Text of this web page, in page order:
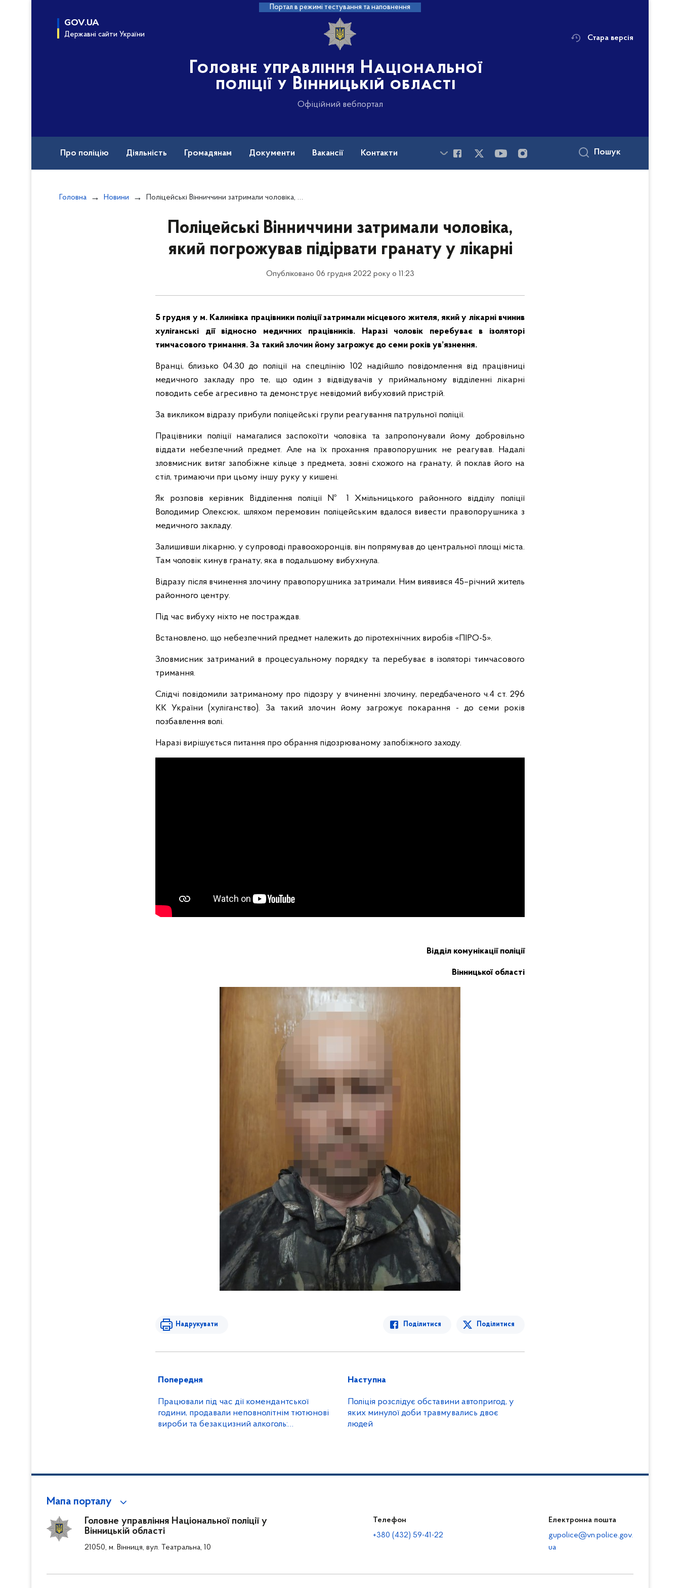
Портал в режимі тестування та наповнення
GOV.UA
Державні сайти України
Головне управління Національної
поліції у Вінницькій області
Офіційний вебпортал
Стара версія
Про поліцію Діяльність Громадянам Документи Вакансії Контакти Пошук
Головна Новини Поліцейські Вінниччини затримали чоловіка, який погрожував підірвати гранату у лікарні
Поліцейські Вінниччини затримали чоловіка,
який погрожував підірвати гранату у лікарні
Опубліковано 06 грудня 2022 року о 11:23
5 грудня у м. Калинівка працівники поліції затримали місцевого жителя, який у лікарні вчинив
хуліганські дії відносно медичних працівників. Наразі чоловік перебуває в ізоляторі
тимчасового тримання. За такий злочин йому загрожує до семи років ув’язнення.
Вранці, близько 04.30 до поліції на спецлінію 102 надійшло повідомлення від працівниці
медичного закладу про те, що один з відвідувачів у приймальному відділенні лікарні
поводить себе агресивно та демонструє невідомий вибуховий пристрій.
За викликом відразу прибули поліцейські групи реагування патрульної поліції.
Працівники поліції намагалися заспокоїти чоловіка та запропонували йому добровільно
віддати небезпечний предмет. Але на їх прохання правопорушник не реагував. Надалі
зловмисник витяг запобіжне кільце з предмета, зовні схожого на гранату, й поклав його на
стіл, тримаючи при цьому іншу руку у кишені.
Як розповів керівник Відділення поліції № 1 Хмільницького районного відділу поліції
Володимир Олексюк, шляхом перемовин поліцейським вдалося вивести правопорушника з
медичного закладу.
Залишивши лікарню, у супроводі правоохоронців, він попрямував до центральної площі міста.
Там чоловік кинув гранату, яка в подальшому вибухнула.
Відразу після вчинення злочину правопорушника затримали. Ним виявився 45–річний житель
районного центру.
Під час вибуху ніхто не постраждав.
Встановлено, що небезпечний предмет належить до піротехнічних виробів «ПІРО-5».
Зловмисник затриманий в процесуальному порядку та перебуває в ізоляторі тимчасового
тримання.
Слідчі повідомили затриманому про підозру у вчиненні злочину, передбаченого ч.4 ст. 296
КК України (хуліганство). За такий злочин йому загрожує покарання - до семи років
позбавлення волі.
Наразі вирішується питання про обрання підозрюваному запобіжного заходу.
Відділ комунікації поліції
Вінницької області
Надрукувати Поділитися Поділитися
Попередня
Працювали під час дії комендантської
години, продавали неповнолітнім тютюнові
вироби та безакцизний алкоголь:
Наступна
Поліція розслідує обставини автопригод, у
яких минулої доби травмувались двоє
людей
Мапа порталу
Головне управління Національної поліції у
Вінницькій області
21050, м. Вінниця, вул. Театральна, 10
Телефон
+380 (432) 59-41-22
Електронна пошта
gupolice@vn.police.gov.
ua